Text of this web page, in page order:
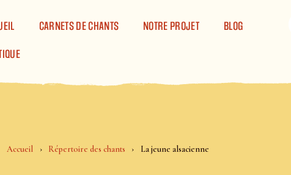
CARNETS DE CHANTS NOTRE PROJET BLOG
Accueil Répertoire des chants La jeune alsacienne